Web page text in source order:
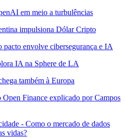
em meio a turbulências
impulsiona Dólar Cripto
envolve cibersegurança e IA
IA na Sphere de LA
também à Europa
Open Finance explicado por Campos
- Como o mercado de dados
vidas?